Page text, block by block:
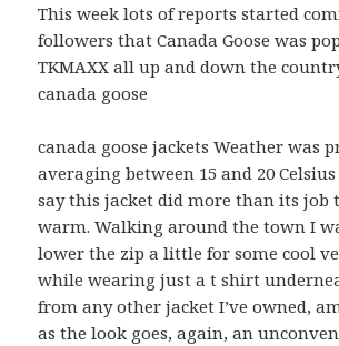
This week lots of reports started
followers that Canada Goose was
TKMAXX all up and down the
canada goose
canada goose jackets Weather was
averaging between 15 and 20
say this jacket did more than its job
warm. Walking around the town I
lower the zip a little for some cool
while wearing just a t shirt
from any other jacket I’ve owned,
as the look goes, again, an